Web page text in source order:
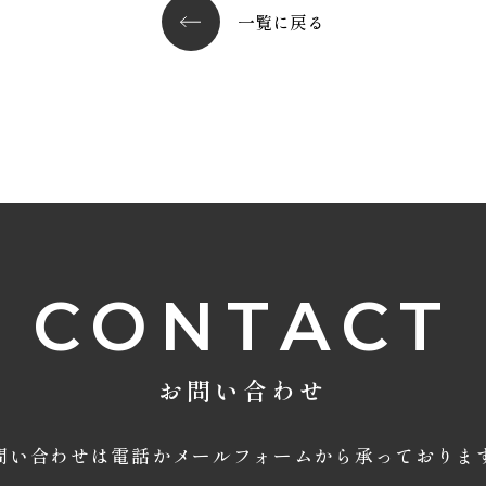
一覧に戻る
CONTACT
お問い合わせ
い合わせは電話かメールフォームから承っておりま